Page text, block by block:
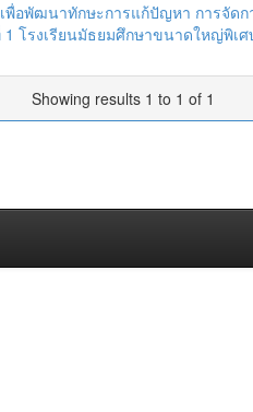
อพัฒนาทักษะการแก้ปัญหา การจัดก
โรงเรียนมัธยมศึกษาขนาดใหญ่พิเศ
Showing results 1 to 1 of 1